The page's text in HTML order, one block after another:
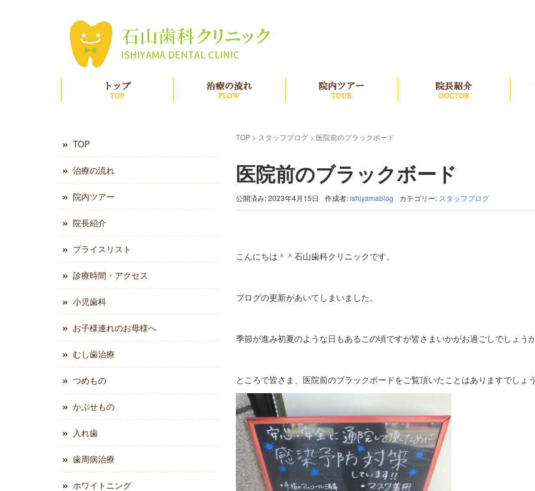
治療の流れ 院内ツアー 院長
TOP> スタッフブログ> 医院前のブラックボード
医院前のブラックボード
公開済み: 2023年4月15日 作成者:ishiyamablog カテゴリー: スタッフブログ
こんにちは＾＾石山歯科クリニックです。
ブログの更新があいてしまいました。
季節が進み初夏のような日もあるこの頃ですが皆さまいかがお過ごしでしょうか
ところで皆さま、医院前のブラックボードをご覧頂いたことはありますでしょう
TOP
治療の流れ
院内ツアー
院長紹介
プライスリスト
診療時間・アクセス
小児歯科
お子様連れのお母様へ
むし歯治療
つめもの
かぶせもの
入れ歯
歯周病治療
ホワイトニング